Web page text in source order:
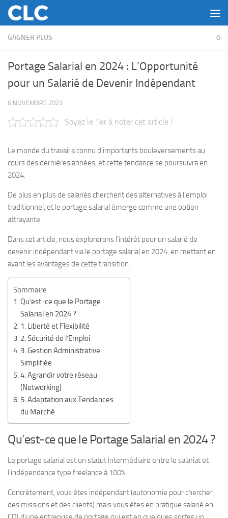
Skip to content
GAGNER PLUS 0
Portage Salarial en 2024 : L’Opportunité
pour un Salarié de Devenir Indépendant
6 NOVEMBRE 2023
Soyez le 1er à noter cet article !
Le monde du travail a connu d’importants bouleversements au
cours des dernières années, et cette tendance se poursuivra en
2024.
De plus en plus de salariés cherchent des alternatives à l’emploi
traditionnel, et le portage salarial émerge comme une option
attrayante.
Dans cet article, nous explorerons l’intérêt pour un salarié de
devenir indépendant via le portage salarial en 2024, en mettant en
avant les avantages de cette transition.
Sommaire
Qu’est-ce que le Portage
Salarial en 2024 ?
1. Liberté et Flexibilité
2. Sécurité de l’Emploi
3. Gestion Administrative
Simplifiée
4. Agrandir votre réseau
(Networking)
5. Adaptation aux Tendances
du Marché
Qu’est-ce que le Portage Salarial en 2024 ?
Le portage salarial est un statut intermédiaire entre le salariat et
l’indépendance type freelance à 100%.
Concrètement, vous êtes indépendant (autonomie pour chercher
des missions et des clients) mais vous êtes en pratique salarié en